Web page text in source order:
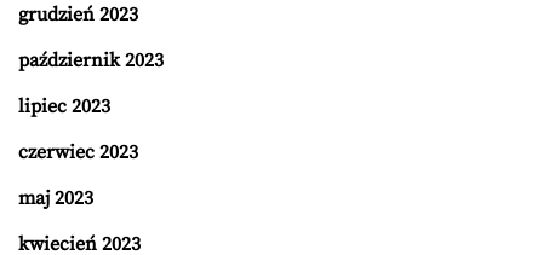
grudzień 2023
październik 2023
lipiec 2023
czerwiec 2023
maj 2023
kwiecień 2023